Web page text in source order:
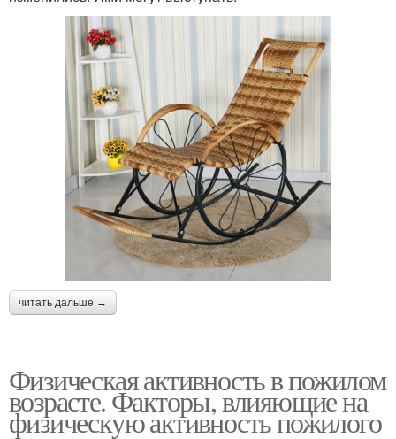
читать дальше →
Физическая активность в пожилом
возрасте. Факторы, влияющие на
физическую активность пожилого